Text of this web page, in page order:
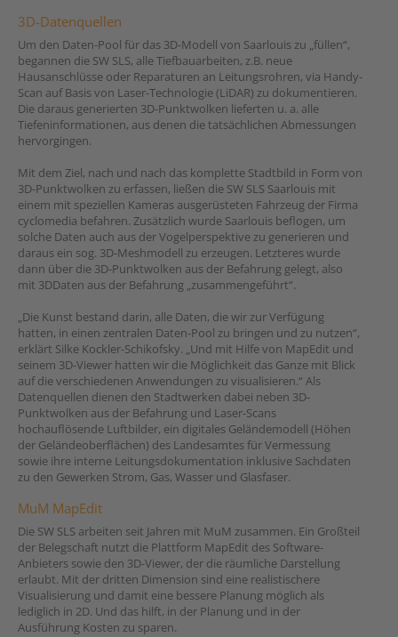
3D-Datenquellen
Um den Daten-Pool für das 3D-Modell von Saarlouis zu „füllen“,
begannen die SW SLS, alle Tiefbauarbeiten, z.B. neue
Hausanschlüsse oder Reparaturen an Leitungsrohren, via Handy-
Scan auf Basis von Laser-Technologie (LiDAR) zu dokumentieren.
Die daraus generierten 3D-Punktwolken lieferten u. a. alle
Tiefeninformationen, aus denen die tatsächlichen Abmessungen
hervorgingen.
Mit dem Ziel, nach und nach das komplette Stadtbild in Form von
3D-Punktwolken zu erfassen, ließen die SW SLS Saarlouis mit
einem mit speziellen Kameras ausgerüsteten Fahrzeug der Firma
cyclomedia befahren. Zusätzlich wurde Saarlouis beflogen, um
solche Daten auch aus der Vogelperspektive zu generieren und
daraus ein sog. 3D-Meshmodell zu erzeugen. Letzteres wurde
dann über die 3D-Punktwolken aus der Befahrung gelegt, also
mit 3DDaten aus der Befahrung „zusammengeführt“.
„Die Kunst bestand darin, alle Daten, die wir zur Verfügung
hatten, in einen zentralen Daten-Pool zu bringen und zu nutzen“,
erklärt Silke Kockler-Schikofsky. „Und mit Hilfe von MapEdit und
seinem 3D-Viewer hatten wir die Möglichkeit das Ganze mit Blick
auf die verschiedenen Anwendungen zu visualisieren.“ Als
Datenquellen dienen den Stadtwerken dabei neben 3D-
Punktwolken aus der Befahrung und Laser-Scans
hochauflösende Luftbilder, ein digitales Geländemodell (Höhen
der Geländeoberflächen) des Landesamtes für Vermessung
sowie ihre interne Leitungsdokumentation inklusive Sachdaten
zu den Gewerken Strom, Gas, Wasser und Glasfaser.
MuM MapEdit
Die SW SLS arbeiten seit Jahren mit MuM zusammen. Ein Großteil
der Belegschaft nutzt die Plattform MapEdit des Software-
Anbieters sowie den 3D-Viewer, der die räumliche Darstellung
erlaubt. Mit der dritten Dimension sind eine realistischere
Visualisierung und damit eine bessere Planung möglich als
lediglich in 2D. Und das hilft, in der Planung und in der
Ausführung Kosten zu sparen.